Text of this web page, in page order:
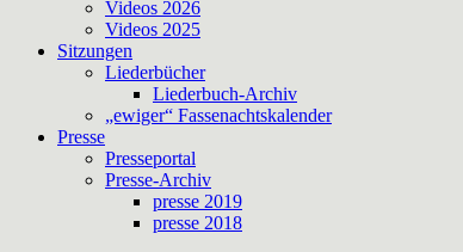
Videos 2026
Videos 2025
Sitzungen
Liederbücher
Liederbuch-Archiv
„ewiger“ Fassenachtskalender
Presse
Presseportal
Presse-Archiv
presse 2019
presse 2018